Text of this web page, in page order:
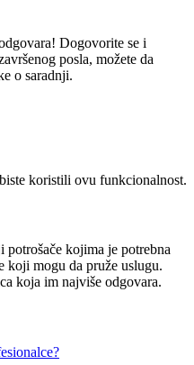
Dogovorite se i
posla, možete da
o saradnji.
koristili ovu funkcionalnost.
potrošače kojima je potrebna
koji mogu da pruže uslugu.
koja im najviše odgovara.